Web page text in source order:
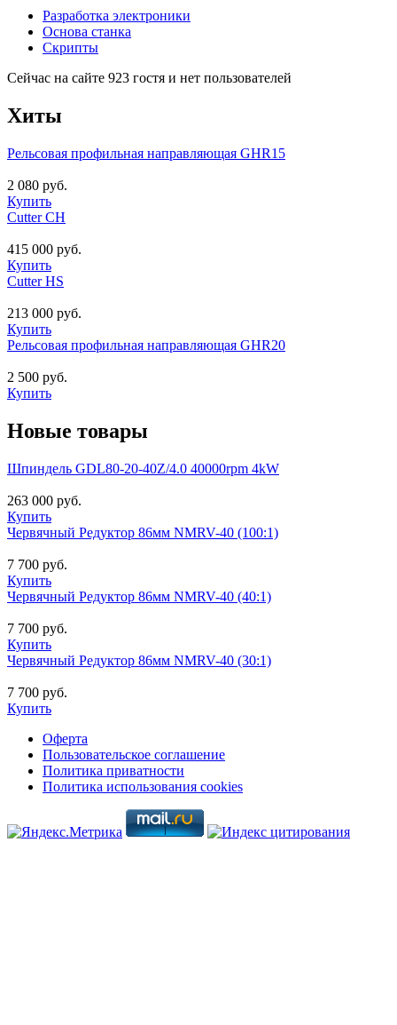
Разработка электроники
Основа станка
Скрипты
Сейчас на сайте 923 гостя и нет пользователей
Хиты
Рельсовая профильная направляющая GHR15
2 080 руб.
Купить
Cutter CH
415 000 руб.
Купить
Cutter HS
213 000 руб.
Купить
Рельсовая профильная направляющая GHR20
2 500 руб.
Купить
Новые товары
Шпиндель GDL80-20-40Z/4.0 40000rpm 4kW
263 000 руб.
Купить
Червячный Редуктор 86мм NMRV-40 (100:1)
7 700 руб.
Купить
Червячный Редуктор 86мм NMRV-40 (40:1)
7 700 руб.
Купить
Червячный Редуктор 86мм NMRV-40 (30:1)
7 700 руб.
Купить
Оферта
Пользовательское соглашение
Политика приватности
Политика использования cookies